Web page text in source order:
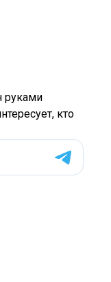
руками
кто